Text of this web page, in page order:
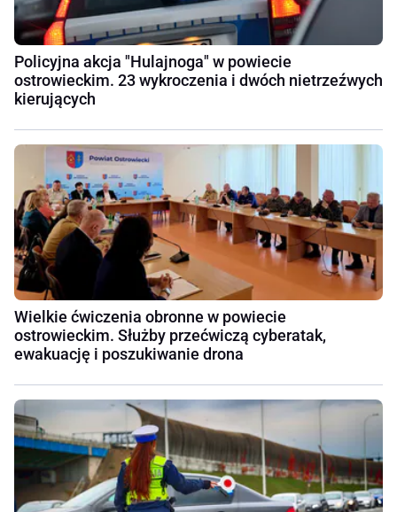
Policyjna akcja "Hulajnoga" w powiecie
ostrowieckim. 23 wykroczenia i dwóch nietrzeźwych
kierujących
Wielkie ćwiczenia obronne w powiecie
ostrowieckim. Służby przećwiczą cyberatak,
ewakuację i poszukiwanie drona